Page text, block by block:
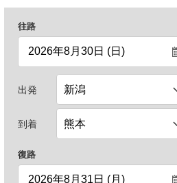
往路
出発
到着
復路